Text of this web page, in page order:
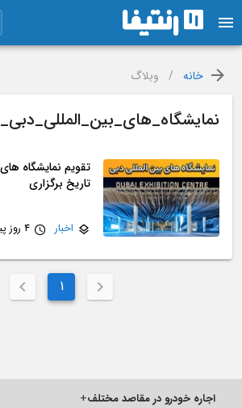
خانه / وبلاگ
نمایشگاه_های_بین_المللی_دبی_2025
تاریخ برگزاری
اخبار 4 روز پیش
1
اجاره خودرو در مقاصد مختلف+